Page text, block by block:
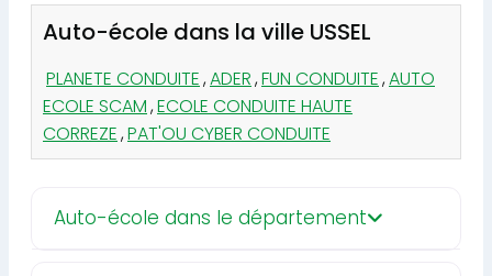
Auto-école dans la ville USSEL
PLANETE CONDUITE,ADER,FUN CONDUITE,AUTO
ECOLE SCAM,ECOLE CONDUITE HAUTE
CORREZE,PAT'OU CYBER CONDUITE
Auto-école dans le département